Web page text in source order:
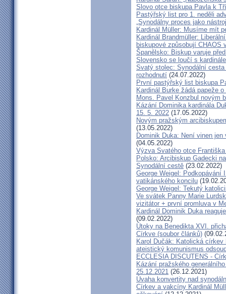
Slovo otce biskupa Pavla k
Pastýřský list pro 1. neděli
„Synodálny proces jako
Kardinál Müller: Musíme mít
Kardinál Brandmüller:
biskupové způsobují CHAOS
Španělsko: Biskup varuje
Slovensko se loučí s
Svatý stolec: Synodální
rozhodnutí (24.07.2022)
První pastýřský list biskupa
Kardinál Burke žádá papeže
Mons. Pavel Konzbul novým
Kázání Dominika kardinála
15. 5. 2022 (17.05.2022)
Novým pražským
(13.05.2022)
Dominik Duka: Není vinen
(04.05.2022)
Výzva Svatého otce
Polsko: Arcibiskup Gadecki
Synodální cestě (23.02.2022)
George Weigel: Podkopávání
vatikánského koncilu
George Weigel: Tekutý
Ve svátek Panny Marie
vizitátor + první promluva v
Kardinál Dominik Duka
(09.02.2022)
Útoky na Benedikta XVI.
Církve (soubor článků)
Karol Dučák: Katolická církev
ateistický komunismus
ECCLESIA DISCUTENS -
Kázání pražského
25.12.2021 (26.12.2021)
Úvaha konvertity nad
Církev a vakcíny Kardinál